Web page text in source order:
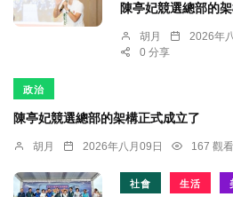
陳亭妃競選總部的
胡月 2026年
0 分享
政治
陳亭妃競選總部的架構正式成立了
胡月 2026年八月09日 167 觀看
社會 生活